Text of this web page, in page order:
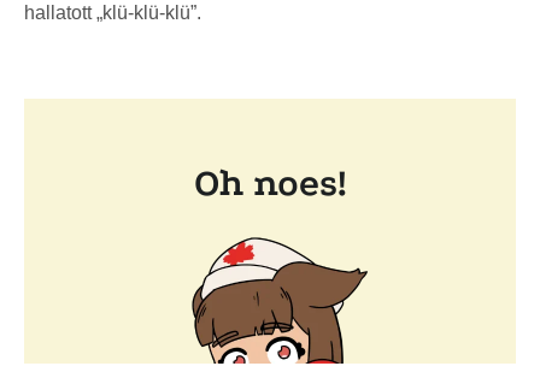
hallatott „klü-klü-klü”.